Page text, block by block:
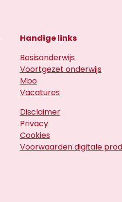
Handige links
Basisonderwijs
Voortgezet onderwijs
Mbo
Vacatures
Disclaimer
Privacy
Cookies
Voorwaarden digitale